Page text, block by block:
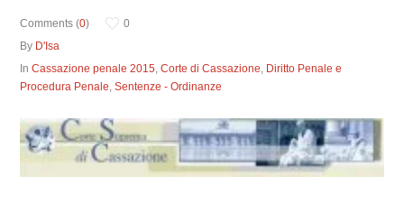
Comments (0)
0
By D'Isa
InCassazione penale 2015,Corte di Cassazione, Diritto Penale e
Procedura Penale,Sentenze - Ordinanze